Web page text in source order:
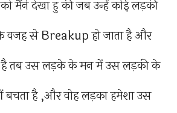
मैंने देखा हु की जब उन्हें कोई लड़की
वजह से Breakup हो जाता है और
है तब उस लड़के के मन में उस लड़की के
बचता है ,और वोह लड़का हमेशा उस